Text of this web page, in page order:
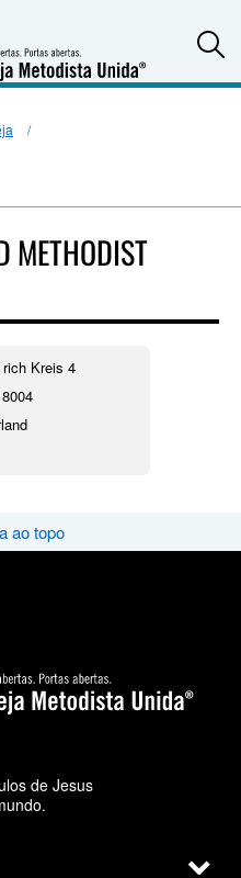
METHODIST
Kreis 4
ao topo
de Jesus